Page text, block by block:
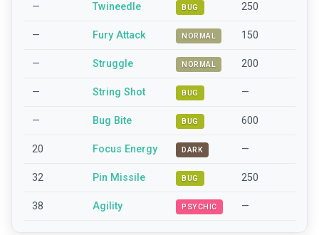
— Twineedle BUG 250
— Fury Attack NORMAL 150
— Struggle NORMAL 200
— String Shot BUG —
— Bug Bite BUG 600
20 Focus Energy DARK —
32 Pin Missile BUG 250
38 Agility PSYCHIC —